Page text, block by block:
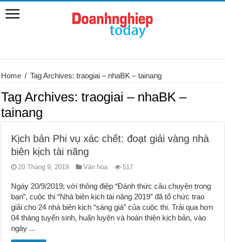
Home / Tag Archives: traogiai – nhaBK – tainang
Tag Archives:traogiai – nhaBK –
tainang
Kịch bản Phi vụ xác chết: đoạt giải vàng nhà
biên kịch tài năng
20 Tháng 9, 2019 Văn hóa 517
Ngày 20/9/2019; với thông điệp “Đánh thức câu chuyện trong
bạn”, cuộc thi “Nhà biên kịch tài năng 2019” đã tổ chức trao
giải cho 24 nhà biên kịch “sáng giá” của cuộc thi. Trải qua hơn
04 tháng tuyển sinh, huấn luyện và hoàn thiện kịch bản, vào
ngày ...